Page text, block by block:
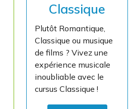
Classique
Plutôt Romantique,
Classique ou musique
de films ? Vivez une
expérience musicale
inoubliable avec le
cursus Classique !